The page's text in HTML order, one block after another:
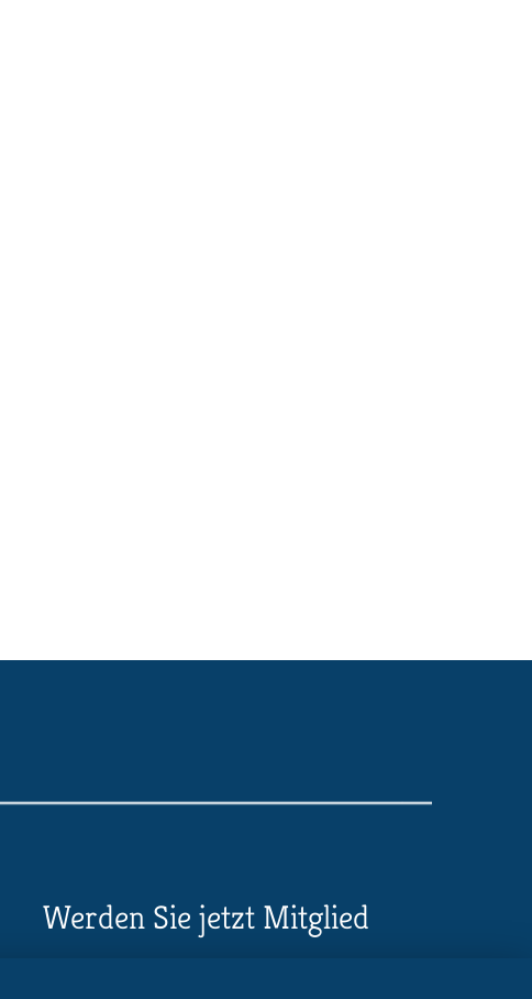
Werden Sie jetzt Mitglied